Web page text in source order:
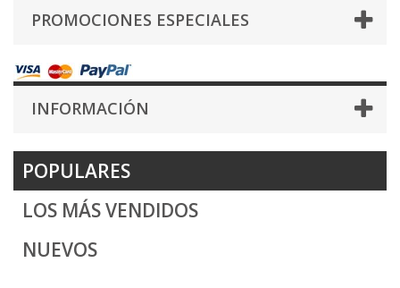
PROMOCIONES ESPECIALES
INFORMACIÓN
POPULARES
LOS MÁS VENDIDOS
NUEVOS